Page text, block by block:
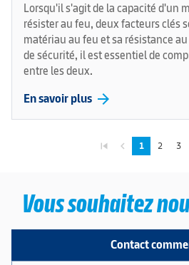
Lorsqu'il s'agit de la capacité d'un
résister au feu, deux facteurs clés
matériau au feu et sa résistance
de sécurité, il est essentiel de
entre les deux.
En savoir plus arrow_forward
skip_previous navigate_before 1 2 3
Vous souhaitez
Contact